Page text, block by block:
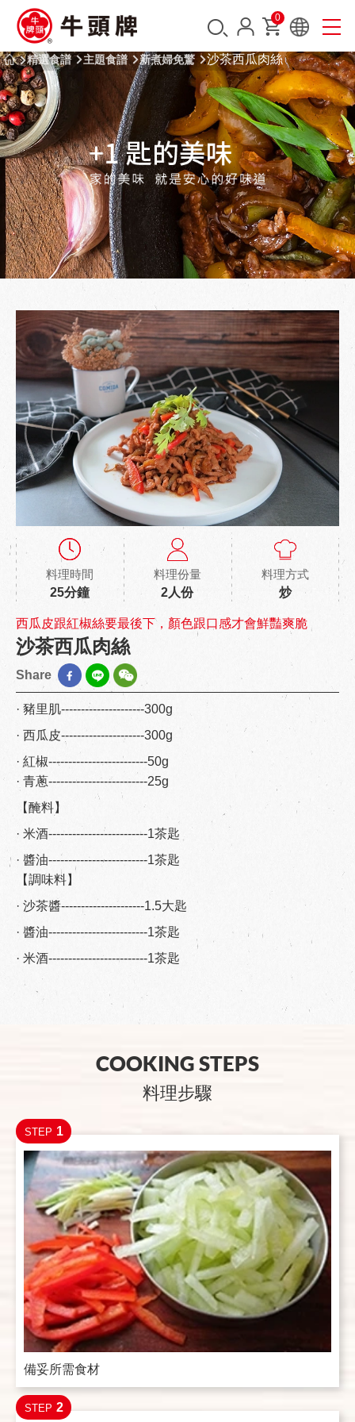
0
精選食譜 主題食譜 新煮婦免驚 沙茶西瓜肉絲
料理時間
25分鐘
料理份量
2人份
料理方式
炒
西瓜皮跟紅椒絲要最後下，顏色跟口感才會鮮豔爽脆
沙茶西瓜肉絲
Share
· 豬里肌---------------------300g
· 西瓜皮---------------------300g
· 紅椒-------------------------50g
· 青蔥-------------------------25g
【醃料】
· 米酒-------------------------1茶匙
· 醬油-------------------------1茶匙
【調味料】
· 沙茶醬---------------------1.5大匙
· 醬油-------------------------1茶匙
· 米酒-------------------------1茶匙
COOKING STEPS
料理步驟
STEP 1
備妥所需食材
STEP 2